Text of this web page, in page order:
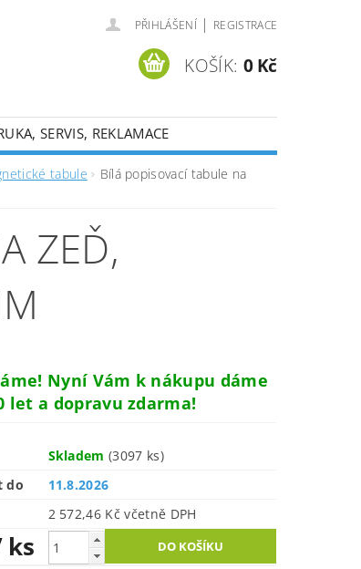
PŘIHLÁŠENÍ | REGISTRACE
KOŠÍK: 0 Kč
SERVIS, REKLAMACE
tabule
Bílá popisovací tabule na
ZEĎ,
Nyní Vám k nákupu dáme
let a dopravu zdarma!
Skladem(3097 ks)
do
11.8.2026
2 572,46 Kč včetně DPH
ks